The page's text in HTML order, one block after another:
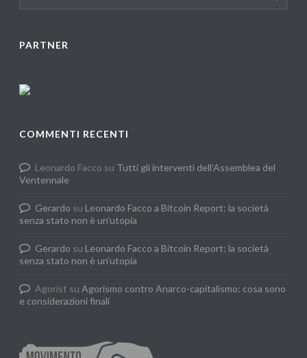
PARTNER
COMMENTI RECENTI
Leonardo Facco su Tutti gli interventi dell’Assemblea del
Ventennale
Gerardo su Leonardo Facco a Bitcoin Report: la società
senza stato non è un’utopia
Gerardo su Leonardo Facco a Bitcoin Report: la società
senza stato non è un’utopia
Agorist suAgorismo contro Anarco-capitalismo: cosa sono
e considerazioni finali